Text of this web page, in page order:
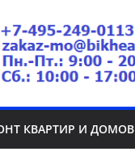
КВАРТИР И ДОМОВ